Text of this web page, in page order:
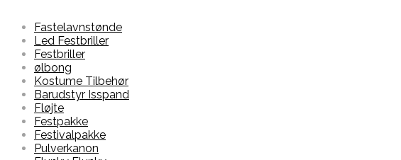
Fastelavnstønde
Led Festbriller
Festbriller
ølbong
Kostume Tilbehør
Barudstyr Isspand
Fløjte
Festpakke
Festivalpakke
Pulverkanon